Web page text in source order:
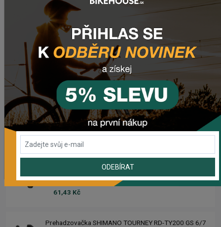
2 420,18 Kč
Zimušné Rukavice CHROMAG SIGNAL
1 104,44 Kč
Sedlo CHROMAG TRAILMASTER DT V2
2 223,62 Kč
Rebuild kit pedálov CHROMAG SYNTH
1 006,16 Kč
Náhradný gumový diel pre košík CRUSSIS YBC-01
61,43 Kč
Prehadzovačka SHIMANO TOURNEY RD-TY200 GS 6/7
ODEBÍRAT